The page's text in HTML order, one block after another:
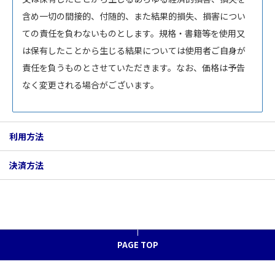
含め一切の間接的、付随的、また結果的損失、損害につい
ての責任を負わないものとします。規格・書籍等を使用又
は保有したことから生じる結果については使用者ご自身が
責任を負うものとさせていただきます。なお、価格は予告
なく変更される場合がございます。
利用方法
決済方法
PAGE TOP